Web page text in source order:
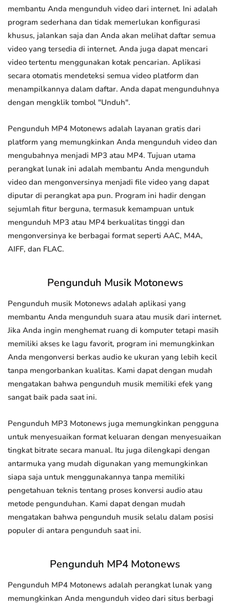
membantu Anda mengunduh video dari internet. Ini adalah
program sederhana dan tidak memerlukan konfigurasi
khusus, jalankan saja dan Anda akan melihat daftar semua
video yang tersedia di internet. Anda juga dapat mencari
video tertentu menggunakan kotak pencarian. Aplikasi
secara otomatis mendeteksi semua video platform dan
menampilkannya dalam daftar. Anda dapat mengunduhnya
dengan mengklik tombol "Unduh".
Pengunduh MP4 Motonews adalah layanan gratis dari
platform yang memungkinkan Anda mengunduh video dan
mengubahnya menjadi MP3 atau MP4. Tujuan utama
perangkat lunak ini adalah membantu Anda mengunduh
video dan mengonversinya menjadi file video yang dapat
diputar di perangkat apa pun. Program ini hadir dengan
sejumlah fitur berguna, termasuk kemampuan untuk
mengunduh MP3 atau MP4 berkualitas tinggi dan
mengonversinya ke berbagai format seperti AAC, M4A,
AIFF, dan FLAC.
Pengunduh Musik Motonews
Pengunduh musik Motonews adalah aplikasi yang
membantu Anda mengunduh suara atau musik dari internet.
Jika Anda ingin menghemat ruang di komputer tetapi masih
memiliki akses ke lagu favorit, program ini memungkinkan
Anda mengonversi berkas audio ke ukuran yang lebih kecil
tanpa mengorbankan kualitas. Kami dapat dengan mudah
mengatakan bahwa pengunduh musik memiliki efek yang
sangat baik pada saat ini.
Pengunduh MP3 Motonews juga memungkinkan pengguna
untuk menyesuaikan format keluaran dengan menyesuaikan
tingkat bitrate secara manual. Itu juga dilengkapi dengan
antarmuka yang mudah digunakan yang memungkinkan
siapa saja untuk menggunakannya tanpa memiliki
pengetahuan teknis tentang proses konversi audio atau
metode pengunduhan. Kami dapat dengan mudah
mengatakan bahwa pengunduh musik selalu dalam posisi
populer di antara pengunduh saat ini.
Pengunduh MP4 Motonews
Pengunduh MP4 Motonews adalah perangkat lunak yang
memungkinkan Anda mengunduh video dari situs berbagi